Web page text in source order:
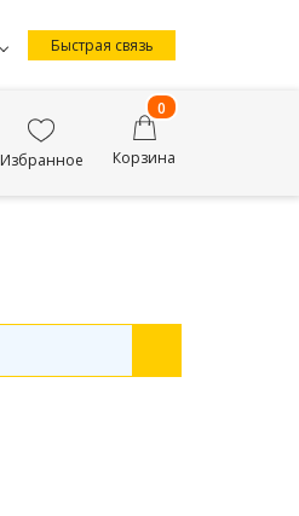
Быстрая связь
Избранное
0
Корзина